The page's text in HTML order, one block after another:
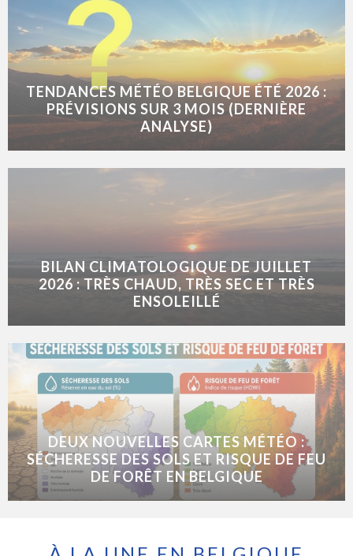
TENDANCES MÉTÉO BELGIQUE ÉTÉ 2026 :
PRÉVISIONS SUR 3 MOIS (DERNIÈRE
ANALYSE)
BILAN CLIMATOLOGIQUE DE JUILLET
2026 : TRÈS CHAUD, TRÈS SEC ET TRÈS
ENSOLEILLÉ
DEUX NOUVELLES CARTES MÉTÉO :
SÉCHERESSE DES SOLS ET RISQUE DE FEU
DE FORÊT EN BELGIQUE